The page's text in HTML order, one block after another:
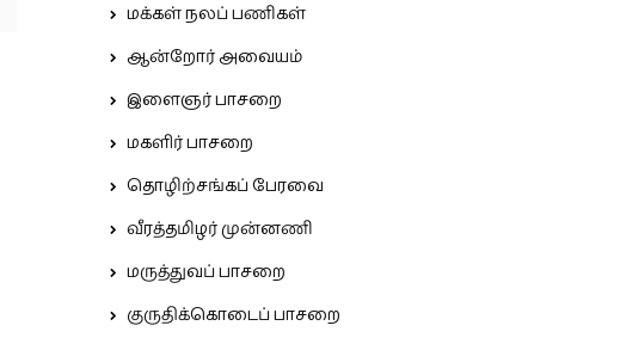
மக்கள் நலப் பணிகள்
ஆன்றோர் அவையம்
இளைஞர் பாசறை
மகளிர் பாசறை
தொழிற்சங்கப் பேரவை
வீரத்தமிழர் முன்னணி
மருத்துவப் பாசறை
குருதிக்கொடைப் பாசறை